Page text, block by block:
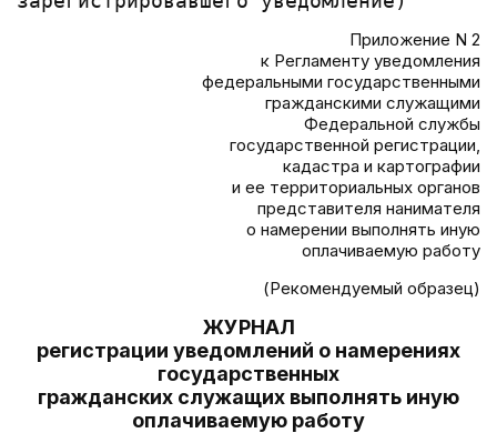
Приложение N 2
к Регламенту уведомления
федеральными государственными
гражданскими служащими
Федеральной службы
государственной регистрации,
кадастра и картографии
и ее территориальных органов
представителя нанимателя
о намерении выполнять иную
оплачиваемую работу
(Рекомендуемый образец)
ЖУРНАЛ
регистрации уведомлений о намерениях
государственных
гражданских служащих выполнять иную
оплачиваемую работу